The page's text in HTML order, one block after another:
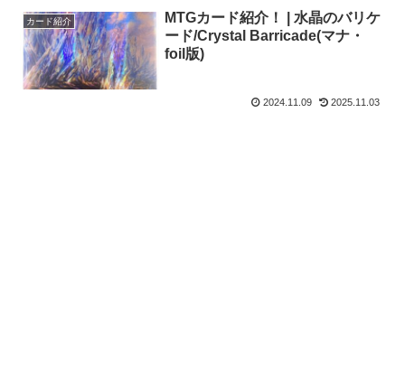
カード紹介
MTGカード紹介！ | 水晶のバリケ
ード/Crystal Barricade(マナ・
foil版)
2024.11.09 2025.11.03